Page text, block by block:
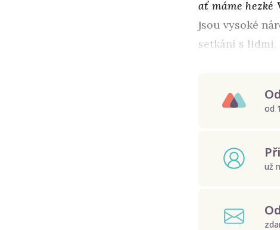
ať máme hezké
jsou vysoké
setkání s lidmi,
od
už